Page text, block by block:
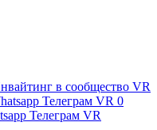
в сообщество VR
Телеграм VR